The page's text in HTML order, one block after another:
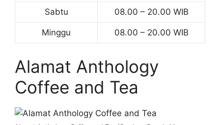
Sabtu 08.00 – 20.00 WIB
Minggu 08.00 – 20.00 WIB
Alamat Anthology
Coffee and Tea